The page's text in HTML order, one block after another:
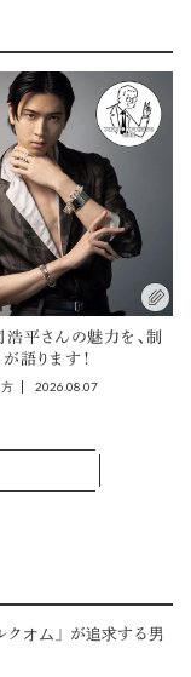
浩平さんの魅力を、制
語ります！
2026.08.07
クオム」が追求する男